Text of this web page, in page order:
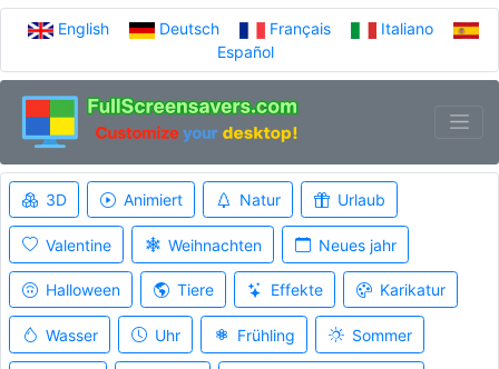
English Deutsch Français
Italiano
Español
3D Animiert Natur Urlaub
Valentine Weihnachten Neues jahr
Halloween Tiere Effekte Karikatur
Wasser Uhr Frühling Sommer